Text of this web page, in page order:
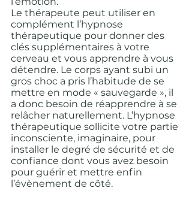
Le thérapeute peut utiliser en
complément l’hypnose
thérapeutique pour donner des
clés supplémentaires à votre
cerveau et vous apprendre à vous
détendre. Le corps ayant subi un
gros choc a pris l’habitude de se
mettre en mode « sauvegarde », il
a donc besoin de réapprendre à se
relâcher naturellement. L’hypnose
thérapeutique sollicite votre partie
inconsciente, imaginaire, pour
installer le degré de sécurité et de
confiance dont vous avez besoin
pour guérir et mettre enfin
l’évènement de côté.